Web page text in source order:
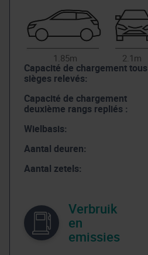
1.85m 2.1m
Capacité de chargement tous
sièges relevés:
Capacité de chargement
deuxième rangs repliés :
Wielbasis:
Aantal deuren:
Aantal zetels:
Verbruik
en
emissies